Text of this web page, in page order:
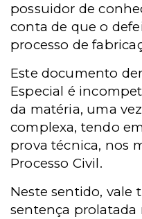
possuidor de
conta de que o
processo de
Este documento
Especial é
da matéria, uma
complexa, tendo
prova técnica, nos
Processo Civil.
Neste sentido, vale
sentença prolatada